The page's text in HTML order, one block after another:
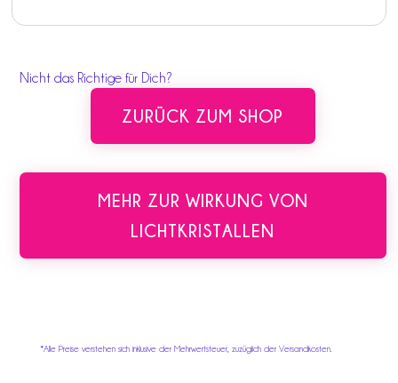
Nicht das Richtige für Dich?
ZURÜCK ZUM SHOP
MEHR ZUR WIRKUNG VON
LICHTKRISTALLEN
*Alle Preise verstehen sich inklusive der Mehrwertsteuer, zuzüglich der Versandkosten.